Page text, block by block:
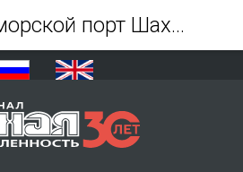
Угольный морской порт Шахтерск первым в Сахалинской области принял крупнейшее судно грузоподъемностью 206 тысяч тонн - Журнал Горная промышленность